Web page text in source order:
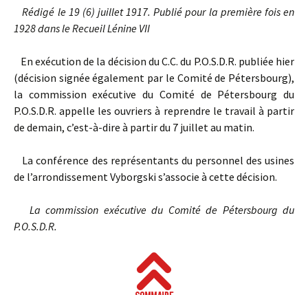
Rédigé le 19 (6) juillet 1917.Publié pour la première fois en
1928 dansle Recueil Lénine VII
En exécution de la décision du C.C. du P.O.S.D.R. publiée hier
(décision signée également par le Comité de Pétersbourg),
la commission exécutive du Comité de Pétersbourg du
P.O.S.D.R. appelle les ouvriers à reprendre le travail à partir
de demain, c’est-à-dire à partir du 7 juillet au matin.
La conférence des représentants du personnel des usines
de l’arrondissement Vyborgski s’associe à cette décision.
La commission exécutive du Comité de Pétersbourg du
P.O.S.D.R.